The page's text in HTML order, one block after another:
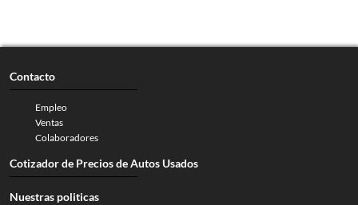
Contacto
Empleo
Ventas
Colaboradores
Cotizador de Precios de Autos Usados
Nuestras politicas